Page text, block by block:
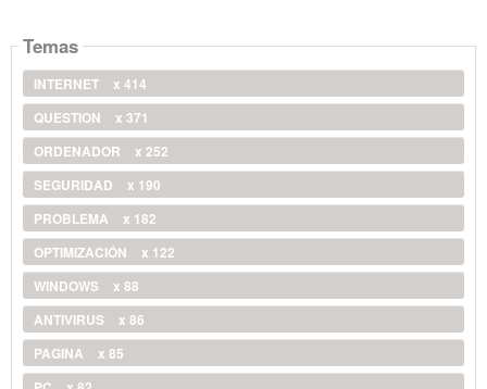
Temas
INTERNET
x 414
QUESTION
x 371
ORDENADOR
x 252
SEGURIDAD
x 190
PROBLEMA
x 182
OPTIMIZACIÓN
x 122
WINDOWS
x 88
ANTIVIRUS
x 86
PAGINA
x 85